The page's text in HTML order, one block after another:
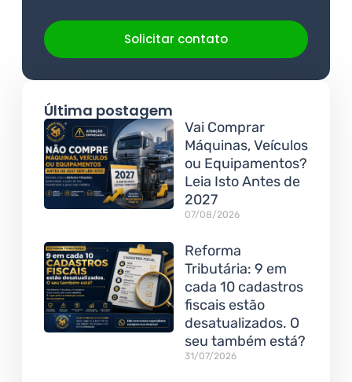
Solicitar contato
Última postagem
Vai Comprar
Máquinas, Veículos
ou Equipamentos?
Leia Isto Antes de
2027
07/08/2026
Reforma
Tributária: 9 em
cada 10 cadastros
fiscais estão
desatualizados. O
seu também está?
31/07/2026